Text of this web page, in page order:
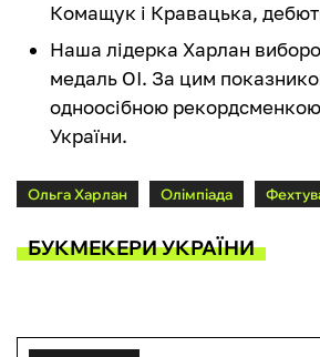
Комащук і Кравацька,
Наша лідерка Харлан
медаль ОІ. За цим
одноосібною рекордсменкою
України.
Ольга Харлан Олімпіада
БУКМЕКЕРИ УКРАЇНИ